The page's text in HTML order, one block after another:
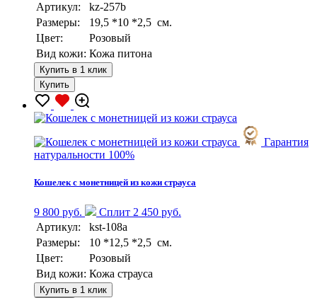
Артикул:
kz-257b
Размеры:
19,5 *10 *2,5 см.
Цвет:
Розовый
Вид кожи: Кожа питона
Купить в 1 клик
Купить
Гарантия
натуральности 100%
Кошелек с монетницей из кожи страуса
9 800 руб.
Сплит 2 450 руб.
Артикул:
kst-108a
Размеры:
10 *12,5 *2,5 см.
Цвет:
Розовый
Вид кожи: Кожа страуса
Купить в 1 клик